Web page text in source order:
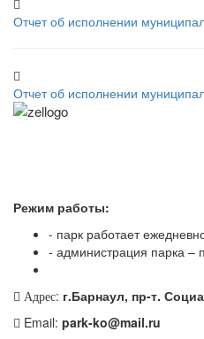
Отчет об исполнении
Отчет об исполнении
Режим работы:
- парк работает
- администрация парка –
Адрес: г.Барнаул, пр-т.
Email: park-ko@mail.ru